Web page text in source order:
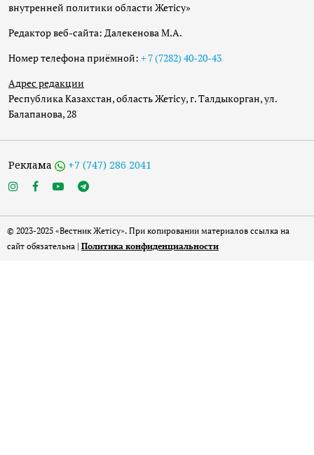
внутренней политики области Жетісу»
Редактор веб-сайта: Далекенова М.А.
Номер телефона приёмной: + 7 (7282) 40-20-43
Адрес редакции
Республика Казахстан, область Жетісу, г. Талдыкорган, ул.
Балапанова, 28
Реклама +7 (747) 286 2041
© 2023-2025 «Вестник Жетісу». При копировании материалов ссылка на
сайт обязательна | Политика конфиденциальности